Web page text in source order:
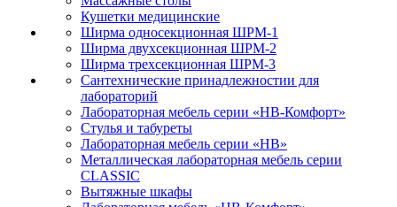
Кушетки медицинские
Ширма односекционная ШРМ-1
Ширма двухсекционная ШРМ-2
Ширма трехсекционная ШРМ-3
Сантехнические принадлежностии для
лабораторий
Лабораторная мебель серии «НВ-Комфорт»
Стулья и табуреты
Лабораторная мебель серии «НВ»
Металлическая лабораторная мебель серии
CLASSIC
Вытяжные шкафы